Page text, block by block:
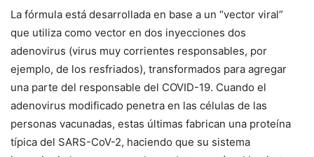
La fórmula está desarrollada en base a un “vector viral”
que utiliza como vector en dos inyecciones dos
adenovirus (virus muy corrientes responsables, por
ejemplo, de los resfriados), transformados para agregar
una parte del responsable del COVID-19. Cuando el
adenovirus modificado penetra en las células de las
personas vacunadas, estas últimas fabrican una proteína
típica del SARS-CoV-2, haciendo que su sistema